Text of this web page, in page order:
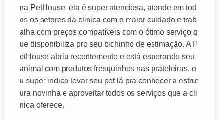
na PetHouse, ela é super atenciosa, atende em tod
os os setores da clinica com o maior cuidado e trab
alha com preços compatíveis com o ótimo serviço q
ue disponibiliza pro seu bichinho de estimação. A P
etHouse abriu recentemente e está esperando seu
animal com produtos fresquinhos nas prateleiras, e
u super indico levar seu pet lá pra conhecer a estrut
ura novinha e aproveitar todos os serviços que a cli
nica oferece.